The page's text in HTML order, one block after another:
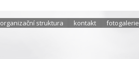
organizační struktura kontakt fotogalerie